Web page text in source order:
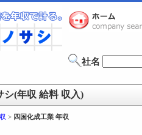
社名
シ(年収 給料 収入)
> 四国化成工業 年収